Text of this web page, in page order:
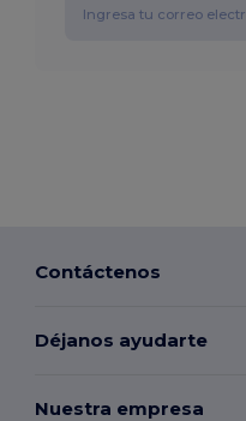
Contáctenos
Déjanos ayudarte
Nuestra empresa